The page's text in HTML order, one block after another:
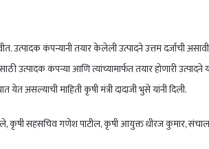
कंपन्यानी तयार केलेली उत्पादने उत्तम दर्जाची
उत्पादक कंपन्या आणि त्यांच्यामार्फत तयार होणारी
असल्याची माहिती कृषी मंत्री दादाजी भुसे यांनी दिली.
कृषी सहसचिव गणेश पाटील, कृषी आयुक्त धीरज कुमार,